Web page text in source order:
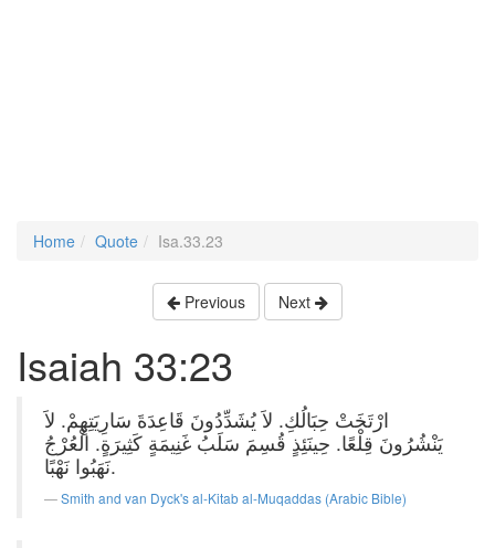
Home Quote Isa.33.23
Previous Next
Isaiah 33:23
ارْتَخَتْ حِبَالُكِ. لاَ يُشَدِّدُونَ قَاعِدَةَ سَارِيَتِهِمْ. لاَ
يَنْشُرُونَ قِلْعًا. حِينَئِذٍ قُسِمَ سَلَبُ غَنِيمَةٍ كَثِيرَةٍ. الْعُرْجُ
نَهَبُوا نَهْبًا.
Smith and van Dyck's al-Kitab al-Muqaddas (Arabic Bible)